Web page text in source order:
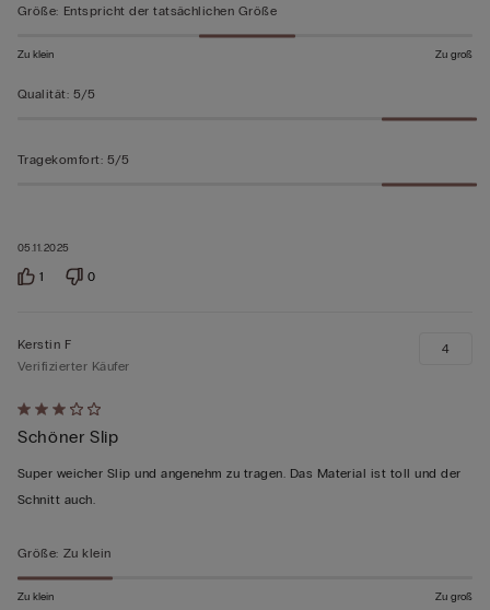
05.11.2025
Größe: Entspricht der tatsächlichen Größe
Zu klein Zu groß
Qualität: 5/5
Tragekomfort: 5/5
1 0
Mit
3
von
5
Kerstin F
Verifizierter Käufer
Schöner Slip
Super weicher Slip und angenehm zu tragen. Das Material ist toll und der
Schnitt auch.
4
Größe: Zu klein
Zu klein Zu groß